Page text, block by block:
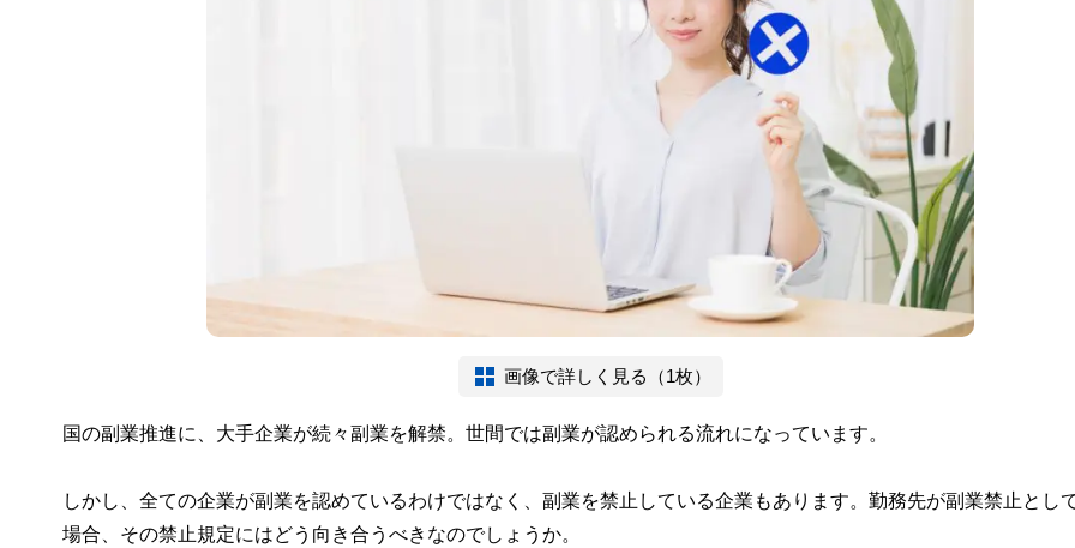
画像で詳しく見る（1枚）
国の副業推進に、大手企業が続々副業を解禁。世間では副業が認められる流れになっています。
しかし、全ての企業が副業を認めているわけではなく、副業を禁止している企業もあります。勤務先が副業禁止とし
場合、その禁止規定にはどう向き合うべきなのでしょうか。